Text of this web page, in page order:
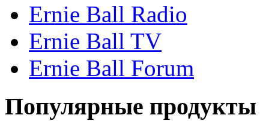
Ernie Ball Radio
Ernie Ball TV
Ernie Ball Forum
Популярные продукты